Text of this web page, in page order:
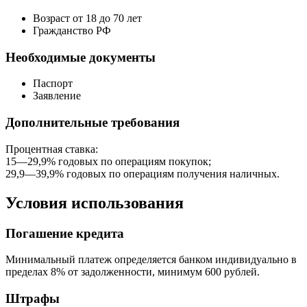
Возраст от 18 до 70 лет
Гражданство РФ
Необходимые документы
Паспорт
Заявление
Дополнительные требования
Процентная ставка:
15—29,9% годовых по операциям покупок;
29,9—39,9% годовых по операциям получения наличных.
Условия использования
Погашение кредита
Минимальный платеж определяется банком индивидуально в
пределах 8% от задолженности, минимум 600 рублей.
Штрафы